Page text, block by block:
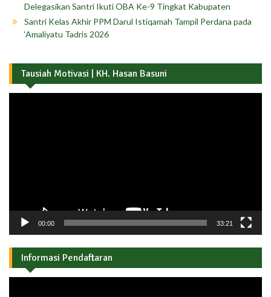
Delegasikan Santri Ikuti OBA Ke-9 Tingkat Kabupaten
Santri Kelas Akhir PPM Darul Istiqamah Tampil Perdana pada
‘Amaliyatu Tadris 2026
Tausiah Motivasi | KH. Hasan Basuni
00:00 33:21
Informasi Pendaftaran